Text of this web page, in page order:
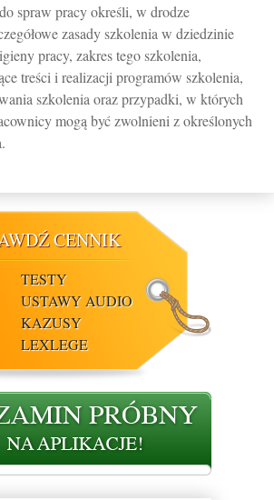
spraw pracy określi, w drodze
zasady szkolenia w dziedzinie
pracy, zakres tego szkolenia,
treści i realizacji programów szkolenia,
szkolenia oraz przypadki, w których
mogą być zwolnieni z określonych
CENNIK
TESTY
USTAWY AUDIO
KAZUSY
LEXLEGE